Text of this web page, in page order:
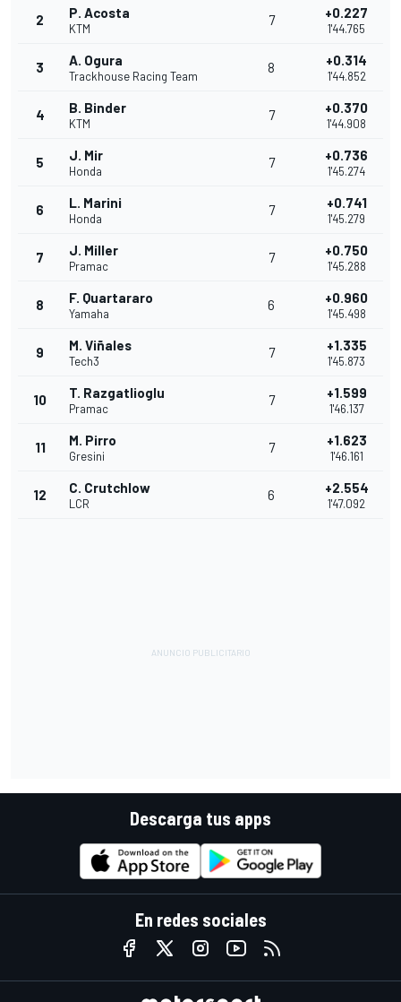
2 P. Acosta
KTM
7 +0.227
1'44.765
3 A. Ogura
Trackhouse Racing Team
8 +0.314
1'44.852
4 B. Binder
KTM
7 +0.370
1'44.908
5 J. Mir
Honda
7 +0.736
1'45.274
6 L. Marini
Honda
7 +0.741
1'45.279
7 J. Miller
Pramac
7 +0.750
1'45.288
8 F. Quartararo
Yamaha
6 +0.960
1'45.498
9 M. Viñales
Tech3
7 +1.335
1'45.873
10 T. Razgatlioglu
Pramac
7 +1.599
1'46.137
11 M. Pirro
Gresini
7 +1.623
1'46.161
12 C. Crutchlow
LCR
6 +2.554
1'47.092
Descarga tus apps
En redes sociales